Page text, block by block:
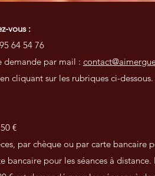
vous :
64 54 76
par mail :
sur les rubriques ci-dessous.
€
par chèque ou par carte bancaire
pour les séances à distance.